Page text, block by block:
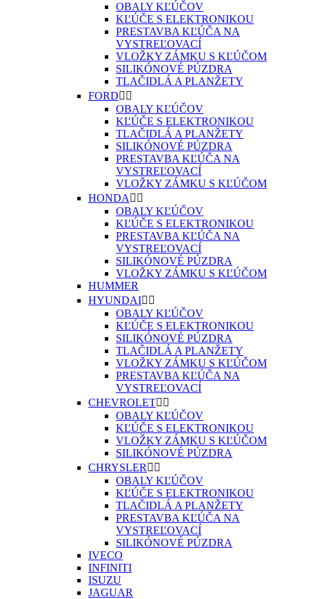
OBALY KĽÚČOV
KĽÚČE S ELEKTRONIKOU
PRESTAVBA KĽÚČA NA
VYSTREĽOVACÍ
VLOŽKY ZÁMKU S KĽÚČOM
SILIKÓNOVÉ PÚZDRA
TLAČIDLÁ A PLANŽETY
FORD 
OBALY KĽÚČOV
KĽÚČE S ELEKTRONIKOU
TLAČIDLÁ A PLANŽETY
SILIKÓNOVÉ PÚZDRA
PRESTAVBA KĽÚČA NA
VYSTREĽOVACÍ
VLOŽKY ZÁMKU S KĽÚČOM
HONDA  
OBALY KĽÚČOV
KĽÚČE S ELEKTRONIKOU
PRESTAVBA KĽÚČA NA
VYSTREĽOVACÍ
SILIKÓNOVÉ PÚZDRA
VLOŽKY ZÁMKU S KĽÚČOM
HUMMER
HYUNDAI 
OBALY KĽÚČOV
KĽÚČE S ELEKTRONIKOU
SILIKÓNOVÉ PÚZDRA
TLAČIDLÁ A PLANŽETY
VLOŽKY ZÁMKU S KĽÚČOM
PRESTAVBA KĽÚČA NA
VYSTREĽOVACÍ
CHEVROLET 
OBALY KĽÚČOV
KĽÚČE S ELEKTRONIKOU
VLOŽKY ZÁMKU S KĽÚČOM
SILIKÓNOVÉ PÚZDRA
CHRYSLER  
OBALY KĽÚČOV
KĽÚČE S ELEKTRONIKOU
TLAČIDLÁ A PLANŽETY
PRESTAVBA KĽÚČA NA
VYSTREĽOVACÍ
SILIKÓNOVÉ PÚZDRA
IVECO
INFINITI
ISUZU
JAGUAR